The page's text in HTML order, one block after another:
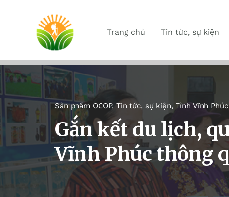
Trang chủ Tin tức, sự kiện
Sản phẩm OCOP, Tin tức, sự kiện, Tỉnh Vĩnh Phúc
Gắn kết du lịch,
Vĩnh Phúc thông